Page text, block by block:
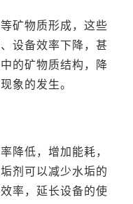
矿物质形成，这些
设备效率下降，甚
的矿物质结构，降
象的发生。
降低，增加能耗，
剂可以减少水垢的
率，延长设备的使